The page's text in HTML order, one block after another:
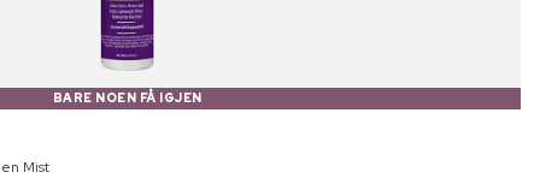
BARE NOEN FÅ IGJEN
Mist